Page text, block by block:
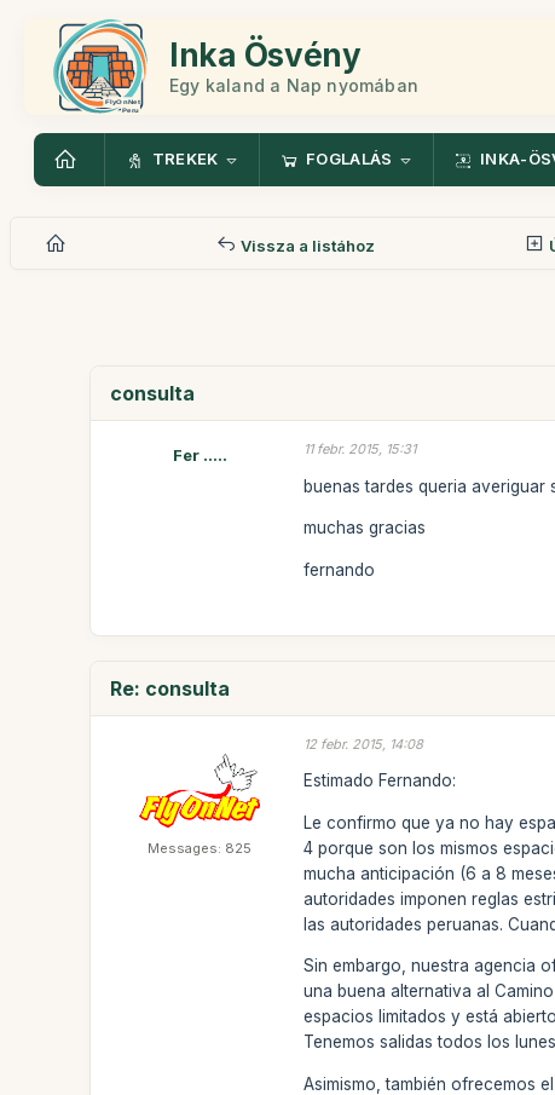
Inka Ösvény
Egy kaland a Nap nyomában
TREKEK FOGLALÁS INKA-
Vissza a listához
consulta
Fer ..... 11 febr. 2015, 15:31
buenas tardes queria averiguar
muchas gracias
fernando
Re: consulta
Messages: 825
12 febr. 2015, 14:08
Estimado Fernando:
Le confirmo que ya no hay
4 porque son los mismos
mucha anticipación (6 a 8
autoridades imponen reglas
las autoridades peruanas.
Sin embargo, nuestra agencia
una buena alternativa al
espacios limitados y está
Tenemos salidas todos los
Asimismo, también ofrecemos